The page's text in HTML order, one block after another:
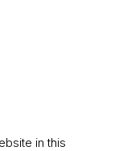
in this